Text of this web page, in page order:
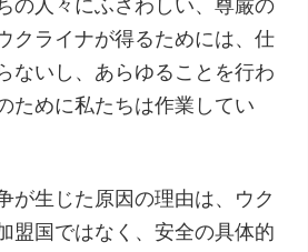
の人々にふさわしい、尊厳の
クライナが得るためには、仕
ないし、あらゆることを行わ
ために私たちは作業してい
が生じた原因の理由は、ウク
盟国ではなく、安全の具体的